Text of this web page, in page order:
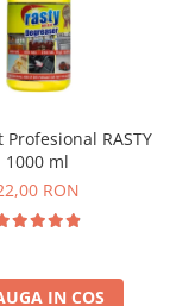
Profesional RASTY
1000 ml
RON
IN COS